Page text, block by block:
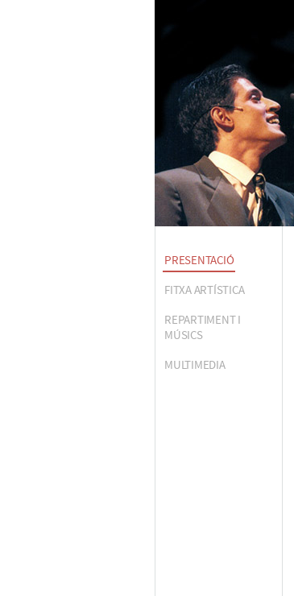
PRESENTACIÓ
FITXA ARTÍSTICA
REPARTIMENT I
MÚSICS
MULTIMEDIA